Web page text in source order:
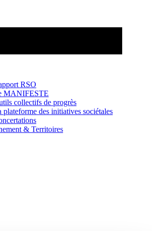
RSO
MANIFESTE
collectifs de progrès
plateforme des initiatives sociétales
& Territoires